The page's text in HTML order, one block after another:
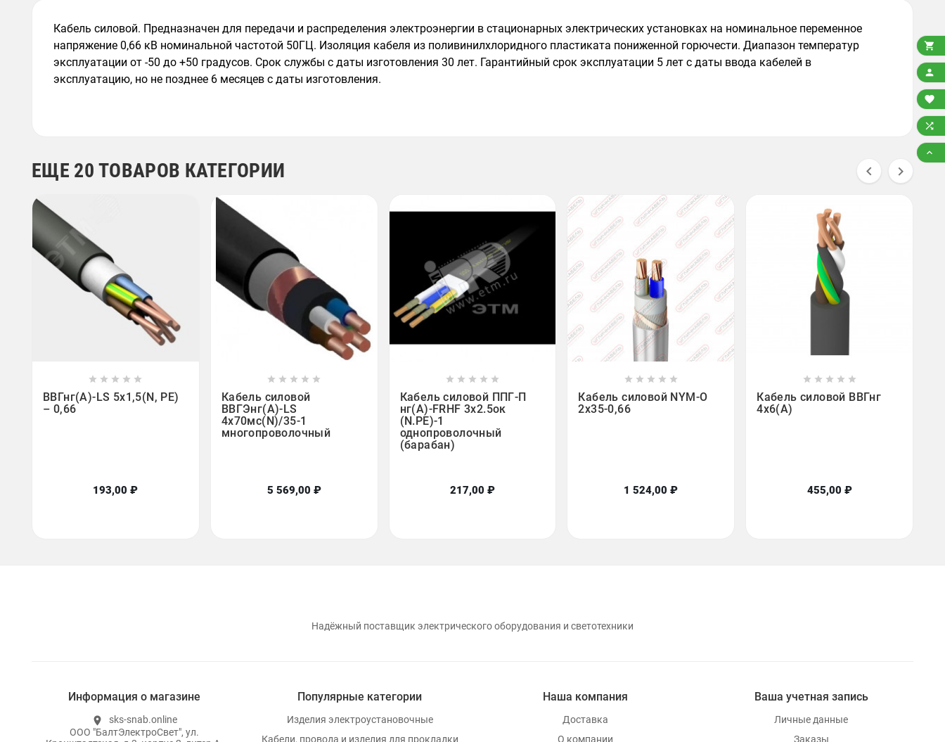
Кабель силовой. Предназначен для передачи и распределения электроэнергии в стационарных электрических установках на номинальное переменное
напряжение 0,66 кВ номинальной частотой 50ГЦ. Изоляция кабеля из поливинилхлоридного пластиката пониженной горючести. Диапазон температур
эксплуатации от -50 до +50 градусов. Срок службы с даты изготовления 30 лет. Гарантийный срок эксплуатации 5 лет с даты ввода кабелей в
эксплуатацию, но не позднее 6 месяцев с даты изготовления.
ЕЩЕ 20 ТОВАРОВ КАТЕГОРИИ  
    
ВВГнг(А)-LS 5х1,5(N, PE)
– 0,66
193,00 ₽
    
Кабель силовой
ВВГЭнг(А)-LS
4х70мс(N)/35-1
многопроволочный
5 569,00 ₽
    
Кабель силовой ППГ-П
нг(А)-FRHF 3х2.5ок
(N.PE)-1
однопроволочный
(барабан)
217,00 ₽
    
Кабель силовой NYM-O
2x35-0,66
1 524,00 ₽
    
Кабель силовой ВВГнг
4х6(А)
455,00 ₽
Надёжный поставщик электрического оборудования и светотехники
Информация о магазине
location_on
sks-snab.online
ООО "БалтЭлектроСвет", ул.
Популярные категории
Изделия электроустановочные
Кабели, провода и изделия для прокладки
Наша компания
Доставка
О компании
Ваша учетная запись
Личные данные
Заказы




